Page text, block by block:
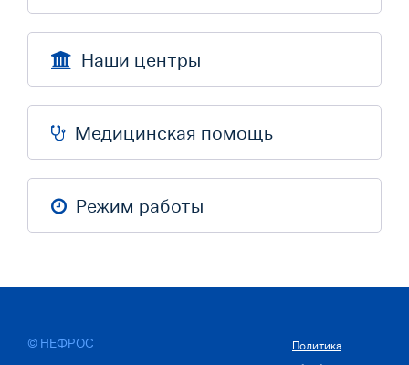
Наши центры
Медицинская помощь
Режим работы
© НЕФРОС
Политика